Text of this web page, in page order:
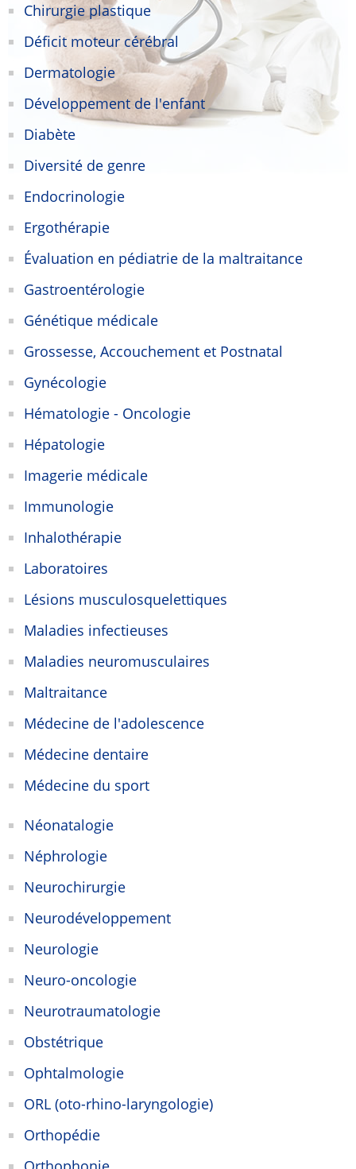
Chirurgie plastique
Déficit moteur cérébral
Dermatologie
Développement de l'enfant
Diabète
Diversité de genre
Endocrinologie
Ergothérapie
Évaluation en pédiatrie de la maltraitance
Gastroentérologie
Génétique médicale
Grossesse, Accouchement et Postnatal
Gynécologie
Hématologie - Oncologie
Hépatologie
Imagerie médicale
Immunologie
Inhalothérapie
Laboratoires
Lésions musculosquelettiques
Maladies infectieuses
Maladies neuromusculaires
Maltraitance
Médecine de l'adolescence
Médecine dentaire
Médecine du sport
Néonatalogie
Néphrologie
Neurochirurgie
Neurodéveloppement
Neurologie
Neuro-oncologie
Neurotraumatologie
Obstétrique
Ophtalmologie
ORL (oto-rhino-laryngologie)
Orthopédie